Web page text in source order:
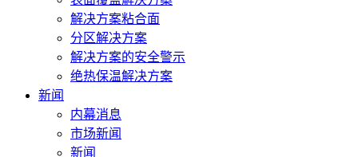
解决方案粘合面
分区解决方案
解决方案的安全警示
绝热保温解决方案
新闻
内幕消息
市场新闻
新闻